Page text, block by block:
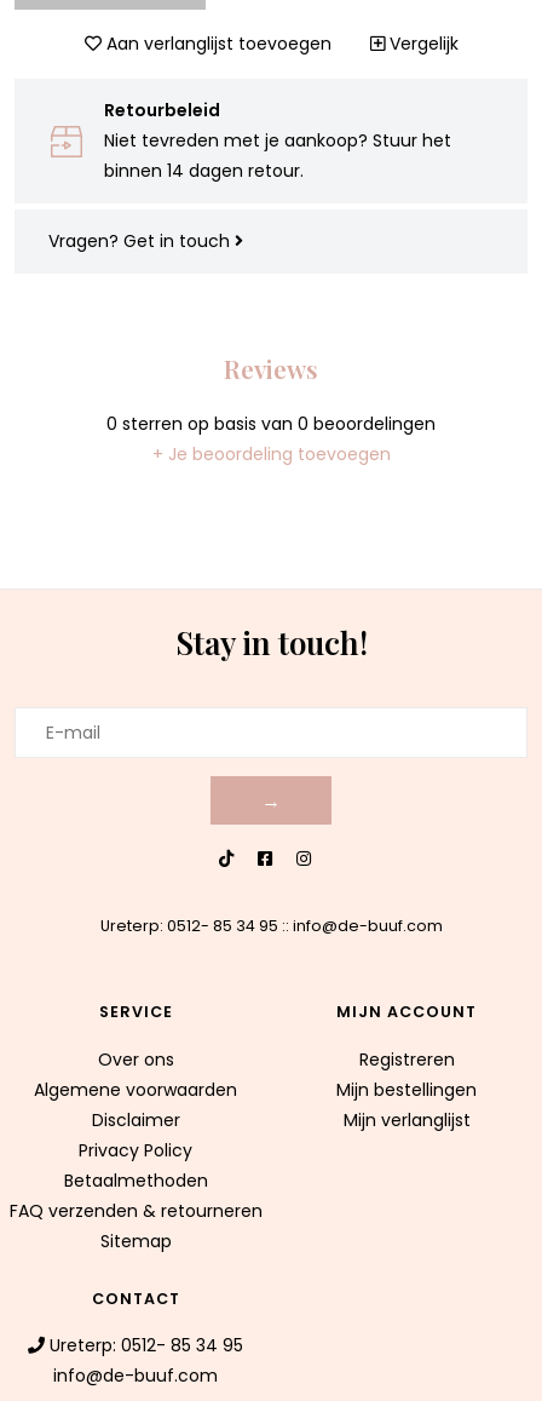
Aan verlanglijst toevoegen Vergelijk
Retourbeleid
Niet tevreden met je aankoop? Stuur het
binnen 14 dagen retour.
Vragen? Get in touch
Reviews
0 sterren op basis van 0 beoordelingen
+ Je beoordeling toevoegen
Stay in touch!
→
Ureterp: 0512- 85 34 95 :: info@de-buuf.com
SERVICE
Over ons
Algemene voorwaarden
Disclaimer
Privacy Policy
Betaalmethoden
FAQ verzenden & retourneren
Sitemap
MIJN ACCOUNT
Registreren
Mijn bestellingen
Mijn verlanglijst
CONTACT
Ureterp: 0512- 85 34 95
info@de-buuf.com